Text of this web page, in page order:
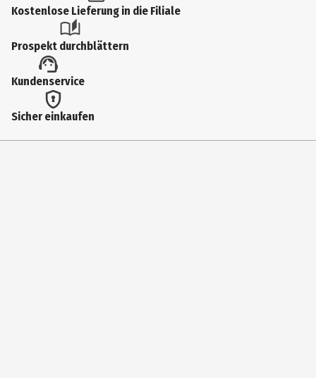
Produkttyp
Bürsten und Kämme
20.5 cm
Kostenlose Lieferung in die Filiale
Prospekt durchblättern
Kundenservice
Sicher einkaufen